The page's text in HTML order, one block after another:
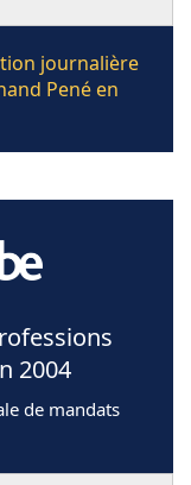
journalière
Pené en
2004
de mandats